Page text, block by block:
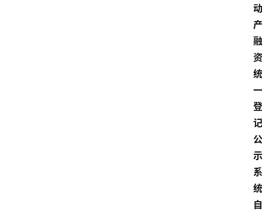
动
产
融
资
统
一
登
记
公
示
系
统
自